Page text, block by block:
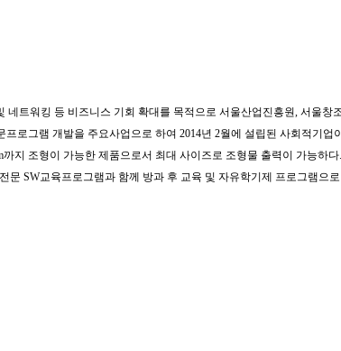
트워킹 등 비즈니스 기회 확대를 목적으로 서울산업진흥원, 서울창
로그램 개발을 주요사업으로 하여 2014년 2월에 설립된 사회적기
지 조형이 가능한 제품으로서 최대 사이즈로 조형물 출력이 가능하다.
SW교육프로그램과 함께 방과 후 교육 및 자유학기제 프로그램으